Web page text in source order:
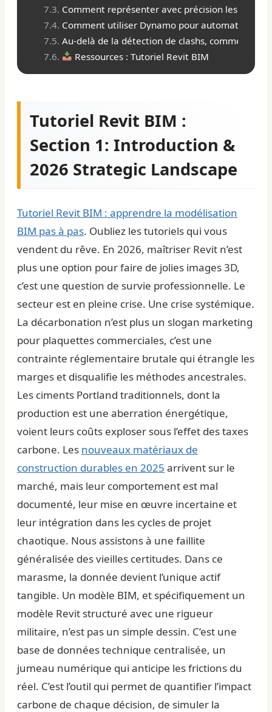
Comment représenter avec précision les
Comment utiliser Dynamo pour automatiser la
Au-delà de la détection de clashs, comment
Ressources : Tutoriel Revit BIM
Tutoriel Revit BIM :
Section 1: Introduction &
2026 Strategic Landscape
Tutoriel Revit BIM : apprendre la modélisation
BIM pas à pas. Oubliez les tutoriels qui vous
vendent du rêve. En 2026, maîtriser Revit n’est
plus une option pour faire de jolies images 3D,
c’est une question de survie professionnelle. Le
secteur est en pleine crise. Une crise systémique.
La décarbonation n’est plus un slogan marketing
pour plaquettes commerciales, c’est une
contrainte réglementaire brutale qui étrangle les
marges et disqualifie les méthodes ancestrales.
Les ciments Portland traditionnels, dont la
production est une aberration énergétique,
voient leurs coûts exploser sous l’effet des taxes
carbone. Les nouveaux matériaux de
construction durables en 2025 arrivent sur le
marché, mais leur comportement est mal
documenté, leur mise en œuvre incertaine et
leur intégration dans les cycles de projet
chaotique. Nous assistons à une faillite
généralisée des vieilles certitudes. Dans ce
marasme, la donnée devient l’unique actif
tangible. Un modèle BIM, et spécifiquement un
modèle Revit structuré avec une rigueur
militaire, n’est pas un simple dessin. C’est une
base de données technique centralisée, un
jumeau numérique qui anticipe les frictions du
réel. C’est l’outil qui permet de quantifier l’impact
carbone de chaque décision, de simuler la